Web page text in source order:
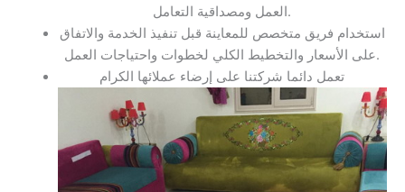
العمل ومصداقية التعامل.
استخدام فريق متخصص للمعاينة قبل تنفيذ الخدمة والاتفاق
على الأسعار والتخطيط الكلي لخطوات واحتياجات العمل.
تعمل دائما شركتنا على إرضاء عملائها الكرام